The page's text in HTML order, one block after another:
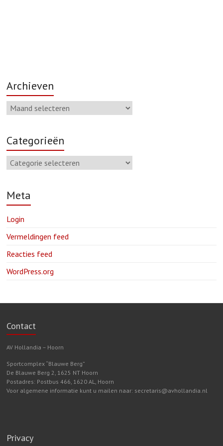
Archieven
Categorieën
Meta
Login
Vermeldingen feed
Reacties feed
WordPress.org
Contact
AV Hollandia – Hoorn
Sportcomplex “Blauwe Berg”
De Blauwe Berg 2, 1625 NT Hoorn
Postadres: Postbus 466, 1620 AL, Hoorn
Voor algemene informatie kunt u mailen naar: secretaris@avhollandia.nl
Privacy